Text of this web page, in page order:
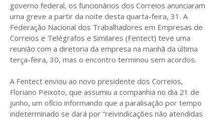
governo federal, os funcionários dos Correios anunciaram
uma greve a partir da noite desta quarta-feira, 31. A
Federação Nacional dos Trabalhadores em Empresas de
Correios e Telégrafos e Similares (Fentect) teve uma
reunião com a diretoria da empresa na manhã da última
terça-feira, 30, mas o encontro terminou sem acordos.
A Fentect enviou ao novo presidente dos Correios,
Floriano Peixoto, que assumiu a companhia no dia 21 de
junho, um ofício informando que a paralisação por tempo
indeterminado se dará por “reivindicações não atendidas